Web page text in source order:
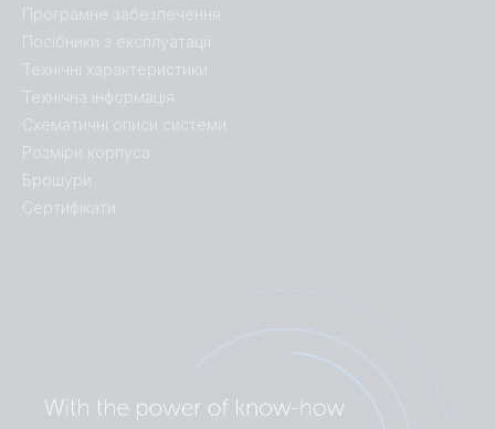
Програмне забезпечення
Посібники з експлуатації
Технічні характеристики
Технічна інформація
Схематичні описи системи
Розміри корпуса
Брошури
Сертифікати